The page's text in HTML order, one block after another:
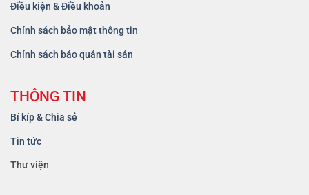
Điều kiện & Điều khoản
Chính sách bảo mật thông tin
Chính sách bảo quản tài sản
THÔNG TIN
Bí kíp & Chia sẻ
Tin tức
Thư viện